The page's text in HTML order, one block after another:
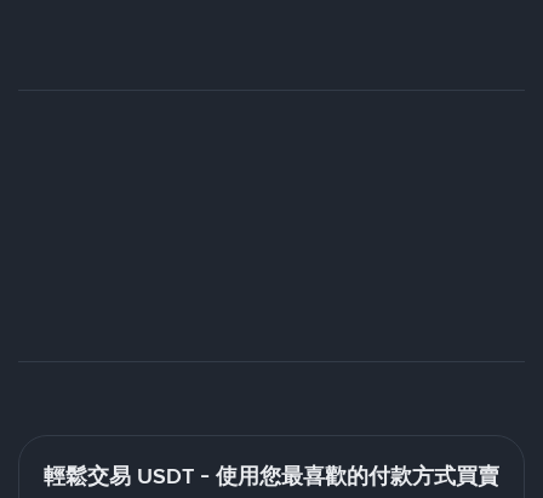
輕鬆交易 USDT - 使用您最喜歡的付款方式買賣